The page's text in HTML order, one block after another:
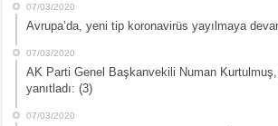
07/03/2020
Avrupa’da, yeni tip koronavirüs yayılmaya
07/03/2020
AK Parti Genel Başkanvekili Numan Kurtulmuş,
yanıtladı: (3)
07/03/2020